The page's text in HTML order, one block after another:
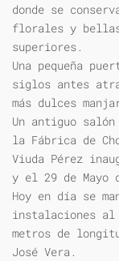
donde se
florales y
superiores.
Una pequeña
siglos antes
más dulces
Un antiguo
la Fábrica de
Viuda Pérez
y el 29 de Mayo
Hoy en día se
instalaciones
metros de
José Vera.